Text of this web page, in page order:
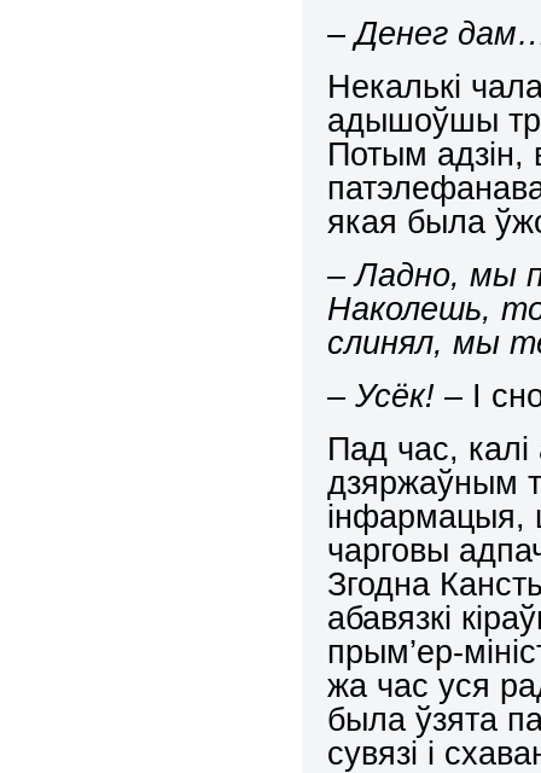
–Денег
Некалькі
адышоўшы
Потым адзін,
якая была
–Ладно, мы
Наколешь,
слинял, мы
– Усёк! – І
Пад час, калі
дзяржаўным
інфармацыя,
чарговы
Згодна
абавязкі
прым’ер-
жа час уся
была ўзята
сувязі і